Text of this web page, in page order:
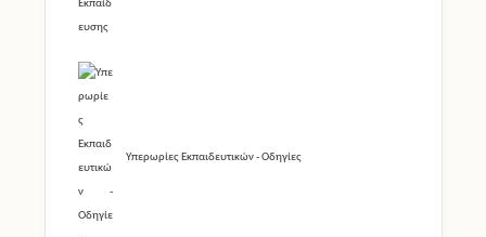
Υπερωρίες Εκπαιδευτικών - Οδηγίες